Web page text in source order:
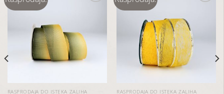
RASPRODAJA DO ISTEKA ZALIHA RASPRODAJA DO ISTEKA ZALIHA